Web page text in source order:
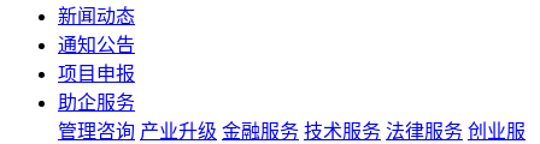
新闻动态
通知公告
项目申报
助企服务
管理咨询 产业升级 金融服务 技术服务 法律服务 创业服